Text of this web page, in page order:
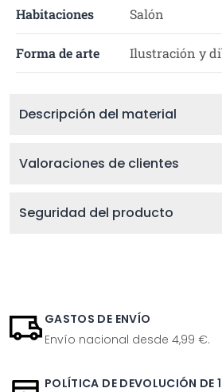
Habitaciones Salón
Forma de arte Ilustración y
Descripción del material
Valoraciones de clientes
Seguridad del producto
GASTOS DE ENVÍO
Envío nacional desde 4,99 €.
POLÍTICA DE DEVOLUCIÓN DE